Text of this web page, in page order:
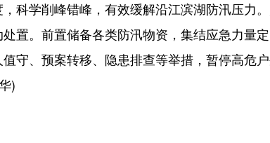
科学削峰错峰，有效缓解沿江滨湖防汛压力
置。前置储备各类防汛物资，集结应急力量
守、预案转移、隐患排查等举措，暂停高危
)